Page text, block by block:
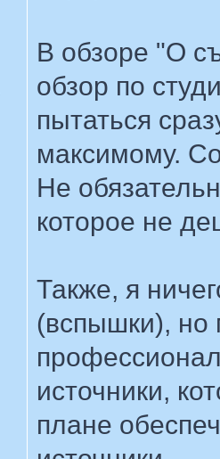
В обзоре "О
обзор по
пытаться
максимому.
Не
которое не
Также, я
(вспышки), но
источники,
плане